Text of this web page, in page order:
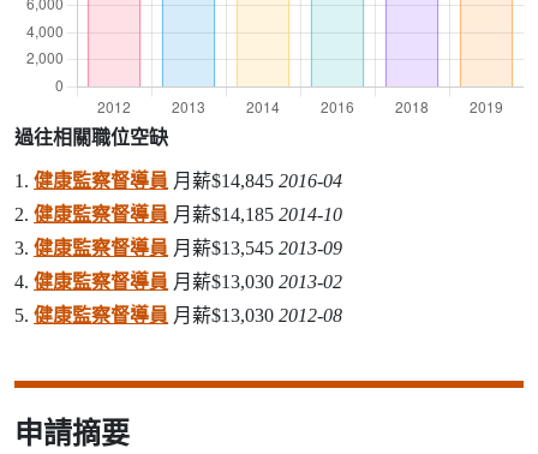
過往相關職位空缺
1. 健康監察督導員 月薪$14,845 2016-04
2. 健康監察督導員 月薪$14,185 2014-10
3. 健康監察督導員 月薪$13,545 2013-09
4. 健康監察督導員 月薪$13,030 2013-02
5. 健康監察督導員 月薪$13,030 2012-08
申請摘要